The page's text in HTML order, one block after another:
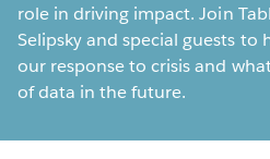
role in driving impact. Join
Selipsky and special guests to
our response to crisis and
of data in the future.